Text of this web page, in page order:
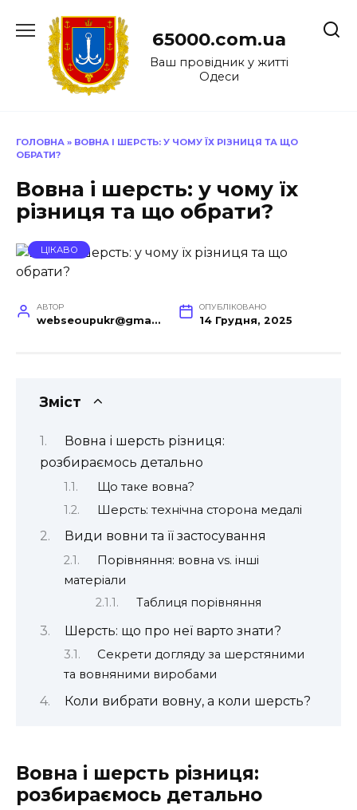
до
65000.com.ua
Ваш провідник у житті
Одеси
ГОЛОВНА » ВОВНА І ШЕРСТЬ: У ЧОМУ ЇХ РІЗНИЦЯ ТА ЩО
ОБРАТИ?
Вовна і шерсть: у чому їх
різниця та що обрати?
ЦІКАВО
АВТОР
webseoupukr@gmail.com
ОПУБЛІКОВАНО
14 Грудня, 2025
Зміст
Вовна і шерсть різниця:
розбираємось детально
Що таке вовна?
Шерсть: технічна сторона медалі
Види вовни та її застосування
Порівняння: вовна vs. інші
матеріали
Таблиця порівняння
Шерсть: що про неї варто знати?
Секрети догляду за шерстяними
та вовняними виробами
Коли вибрати вовну, а коли шерсть?
Вовна і шерсть різниця:
розбираємось детально